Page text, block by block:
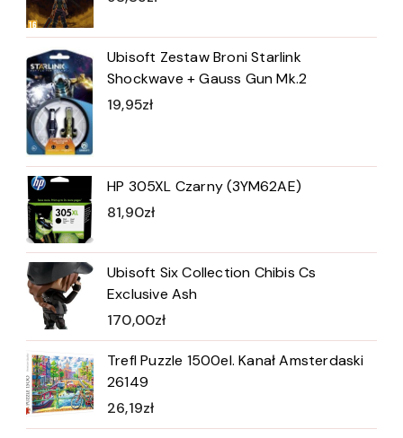
Ubisoft Zestaw Broni Starlink
Shockwave + Gauss Gun Mk.2
19,95zł
HP 305XL Czarny (3YM62AE)
81,90zł
Ubisoft Six Collection Chibis Cs
Exclusive Ash
170,00zł
Trefl Puzzle 1500el. Kanał Amsterdaski
26149
26,19zł